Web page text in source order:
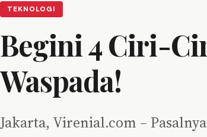
TEKNOLOGI
Begini 4 Ciri-
Waspada!
Jakarta, Virenial.com –